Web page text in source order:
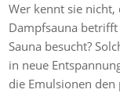
Wer kennt sie
Dampfsauna
Sauna besucht?
in neue
die Emulsionen